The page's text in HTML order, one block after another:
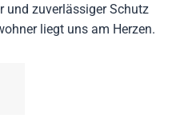
und zuverlässiger Schutz
liegt uns am Herzen.